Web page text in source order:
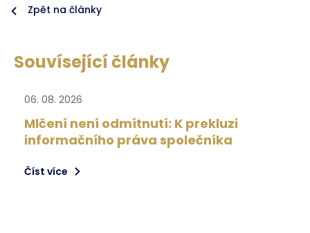
Zpět na články
Souvísející články
06. 08. 2026
Mlčení není odmítnutí: K prekluzi
informačního práva společníka
Číst více